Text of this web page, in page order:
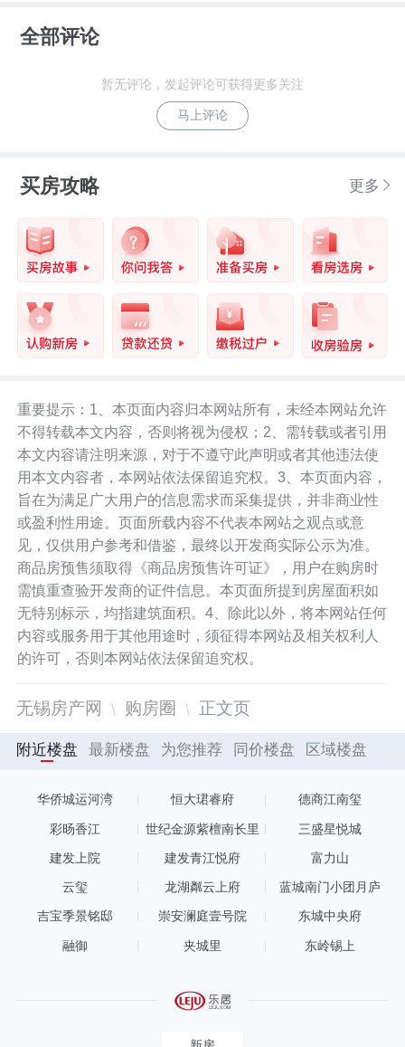
全部评论
暂无评论，发起评论可获得更多关注
马上评论
买房攻略 更多
重要提示：1、本页面内容归本网站所有，未经本网站允许
不得转载本文内容，否则将视为侵权；2、需转载或者引用
本文内容请注明来源，对于不遵守此声明或者其他违法使
用本文内容者，本网站依法保留追究权。3、本页面内容，
旨在为满足广大用户的信息需求而采集提供，并非商业性
或盈利性用途。页面所载内容不代表本网站之观点或意
见，仅供用户参考和借鉴，最终以开发商实际公示为准。
商品房预售须取得《商品房预售许可证》，用户在购房时
需慎重查验开发商的证件信息。本页面所提到房屋面积如
无特别标示，均指建筑面积。4、除此以外，将本网站任何
内容或服务用于其他用途时，须征得本网站及相关权利人
的许可，否则本网站依法保留追究权。
无锡房产网 购房圈 正文页
附近楼盘 最新楼盘 为您推荐 同价楼盘 区域楼盘
华侨城运河湾 恒大珺睿府 德商江南玺
彩旸香江 世纪金源紫檀南长里 三盛星悦城
建发上院 建发青江悦府 富力山
云玺 龙湖粼云上府 蓝城南门小团月庐
吉宝季景铭邸 崇安澜庭壹号院 东城中央府
融御 夹城里 东岭锡上